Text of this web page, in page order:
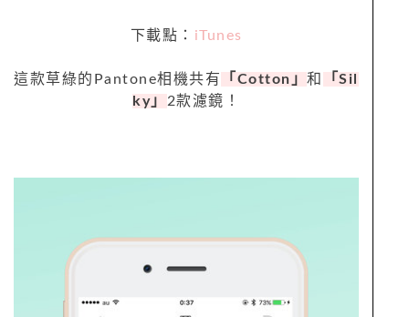
下載點： iTunes
這款草綠的Pantone相機共有 「Cotton」和
「Sil
ky」 2款濾鏡！